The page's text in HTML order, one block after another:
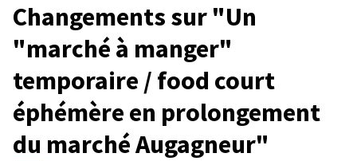
Changements sur "Un
"marché à manger"
temporaire / food court
éphémère en prolongement
du marché Augagneur"